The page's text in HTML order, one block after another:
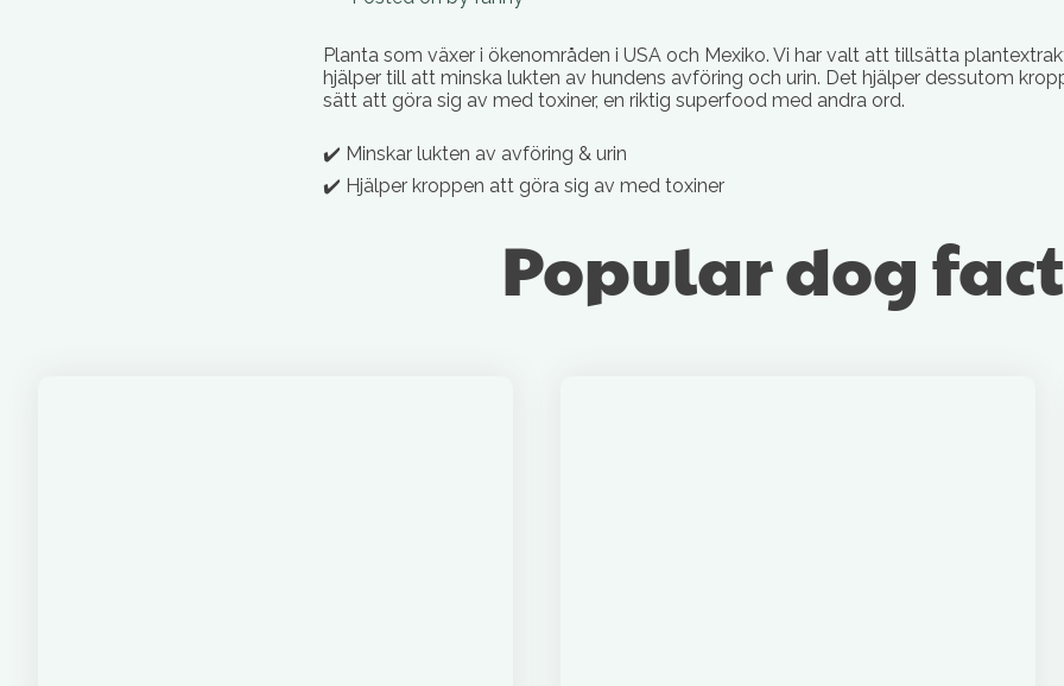
Planta som växer i ökenområden i USA och Mexiko. Vi har valt att tillsätta
hjälper till att minska lukten av hundens avföring och urin. Det hjälper dessutom
sätt att göra sig av med toxiner, en riktig superfood med andra ord.
✔️ Minskar lukten av avföring & urin
✔️ Hjälper kroppen att göra sig av med toxiner
Popular dog